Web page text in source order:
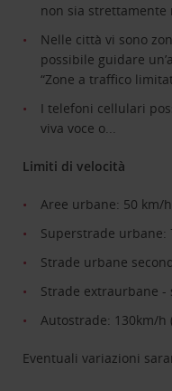
non sia strettamente
Nelle città vi sono
possibile guidare
“Zone a traffico
I telefoni cellulari
viva voce o...
Limiti di velocità
Aree urbane: 50 km/
Superstrade urbane:
Strade urbane
Strade extraurbane -
Autostrade: 130km/h
Eventuali variazioni